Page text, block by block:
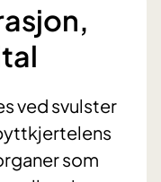
ved svulster
som